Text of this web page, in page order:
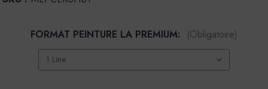
FORMAT PEINTURE LA PREMIUM: (Obligatoire)